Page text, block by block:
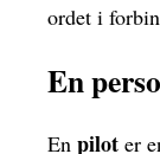
ordet i
En
En pilot er